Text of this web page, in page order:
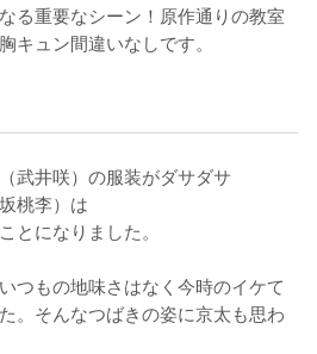
る重要なシーン！原作通りの教室
武井咲）の服装がダサダサ
桃李）は
とになりました。
つもの地味さはなく今時のイケて
。そんなつばきの姿に京太も思わ